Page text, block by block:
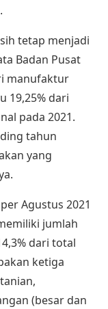
tetap menjadi
Badan Pusat
manufaktur
19,25% dari
pada 2021.
tahun
yang
Agustus 2021
jumlah
dari total
ketiga
(besar dan